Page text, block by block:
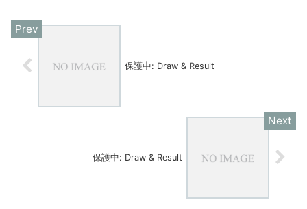
保護中: Draw & Result
保護中: Draw & Result